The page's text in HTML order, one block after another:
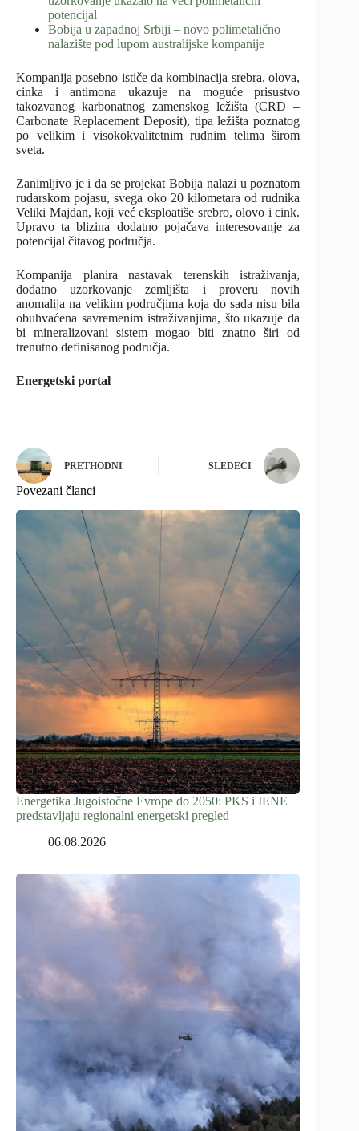
potencijal
Bobija u zapadnoj Srbiji – novo polimetalično
nalazište pod lupom australijske kompanije
Kompanija posebno ističe da kombinacija srebra, olova,
cinka i antimona ukazuje na moguće prisustvo
takozvanog karbonatnog zamenskog ležišta (CRD –
Carbonate Replacement Deposit), tipa ležišta poznatog
po velikim i visokokvalitetnim rudnim telima širom
sveta.
Zanimljivo je i da se projekat Bobija nalazi u poznatom
rudarskom pojasu, svega oko 20 kilometara od rudnika
Veliki Majdan, koji već eksploatiše srebro, olovo i cink.
Upravo ta blizina dodatno pojačava interesovanje za
potencijal čitavog područja.
Kompanija planira nastavak terenskih istraživanja,
dodatno uzorkovanje zemljišta i proveru novih
anomalija na velikim područjima koja do sada nisu bila
obuhvaćena savremenim istraživanjima, što ukazuje da
bi mineralizovani sistem mogao biti znatno širi od
trenutno definisanog područja.
Energetski portal
PRETHODNI SLEDEĆI
Povezani članci
Energetika Jugoistočne Evrope do 2050: PKS i IENE
predstavljaju regionalni energetski pregled
06.08.2026